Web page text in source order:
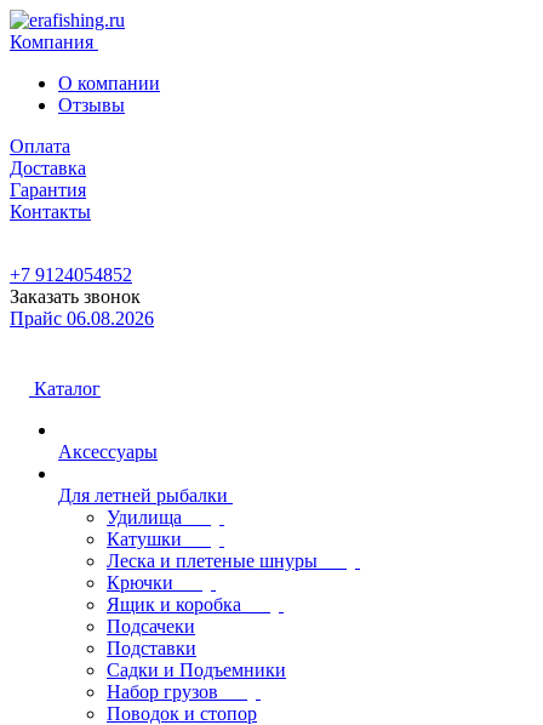
Компания
О компании
Отзывы
Оплата
Доставка
Гарантия
Контакты
+7 9124054852
Заказать звонок
Прайс 06.08.2026
Каталог
Аксессуары
Для летней рыбалки
Удилища
Катушки
Леска и плетеные шнуры
Крючки
Ящик и коробка
Подсачеки
Подставки
Садки и Подъемники
Набор грузов
Поводок и стопор